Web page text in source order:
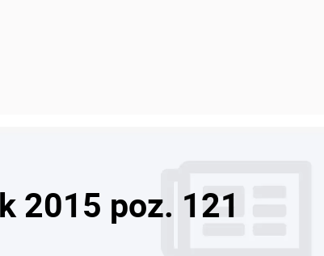
2015 poz. 121